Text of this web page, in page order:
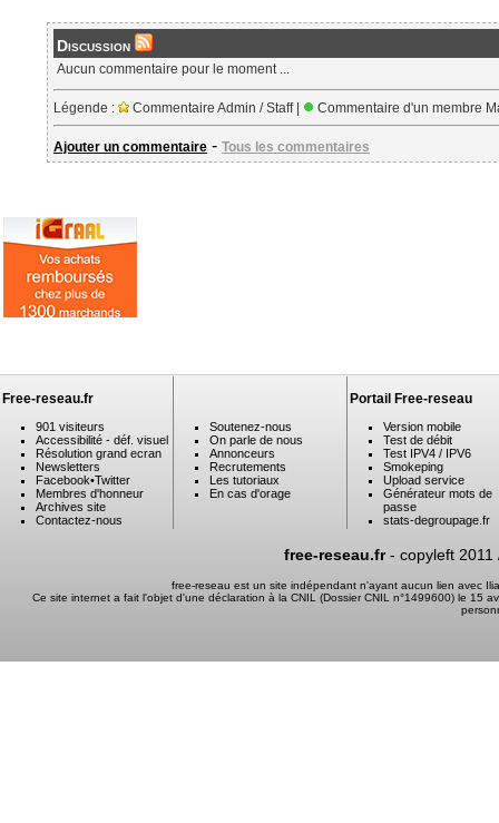
Discussion
Aucun commentaire pour le moment ...
Légende : Commentaire Admin / Staff | Commentaire d'un membre
Ajouter un commentaire - Tous les commentaires
Free-reseau.fr
901 visiteurs
Accessibilité - déf. visuel
Résolution grand ecran
Newsletters
Facebook•Twitter
Membres d'honneur
Archives site
Contactez-nous
Soutenez-nous
On parle de nous
Annonceurs
Recrutements
Les tutoriaux
En cas d'orage
Portail Free-reseau
Version mobile
Test de débit
Test IPV4 / IPV6
Smokeping
Upload service
Générateur mots de
passe
stats-degroupage.fr
free-reseau.fr- copyleft 2011
free-reseau est un site indépendant n'ayant aucun lien avec
Ce site internet a fait l'objet d'une déclaration à la CNIL (Dossier CNIL n°1499600) le 15